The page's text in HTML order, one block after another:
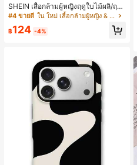
SHEIN เสื้อกล้ามผู้หญิงฤดูใบไม้ผลิ/ฤดูร้
อน ใหม่ สไตล์มินิมอลลำลองหรูหรา สีบ
ล็อก ลายจุด คอวี แพตช์เวิร์ก ชายระบา
ย แขนกุด ทรงเข้ารูป อเนกประสงค์, เสื้อ
#4 ขายดี ใน ใหม่ เสื้อกล้ามผู้หญิง & Camis
฿124 -4%